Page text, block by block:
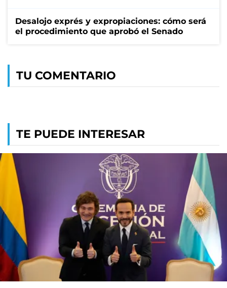
Desalojo exprés y expropiaciones: cómo será
el procedimiento que aprobó el Senado
TU COMENTARIO
TE PUEDE INTERESAR